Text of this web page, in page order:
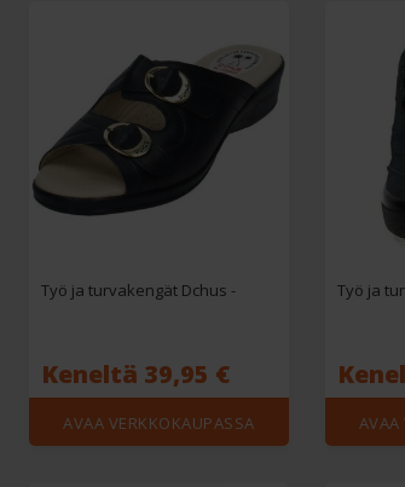
Työ ja turvakengät Dchus -
Keneltä 39,95 €
AVAA VERKKOKAUPASSA AVAA